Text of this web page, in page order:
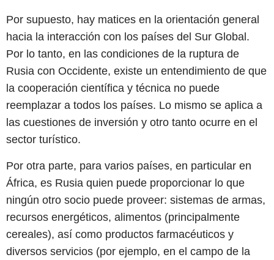
Por supuesto, hay matices en la orientación general
hacia la interacción con los países del Sur Global.
Por lo tanto, en las condiciones de la ruptura de
Rusia con Occidente, existe un entendimiento de que
la cooperación científica y técnica no puede
reemplazar a todos los países. Lo mismo se aplica a
las cuestiones de inversión y otro tanto ocurre en el
sector turístico.
Por otra parte, para varios países, en particular en
África, es Rusia quien puede proporcionar lo que
ningún otro socio puede proveer: sistemas de armas,
recursos energéticos, alimentos (principalmente
cereales), así como productos farmacéuticos y
diversos servicios (por ejemplo, en el campo de la